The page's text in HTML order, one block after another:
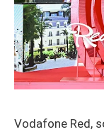
Vodafone Red,